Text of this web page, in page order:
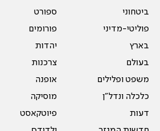
ביטחוני
פוליטי-מדיני
בארץ
בעולם
משפט ופלילים
כלכלה ונדל"ן
דעות
ספורט
פורומים
יהדות
צרכנות
אופנה
מוסיקה
פיוטקאסט